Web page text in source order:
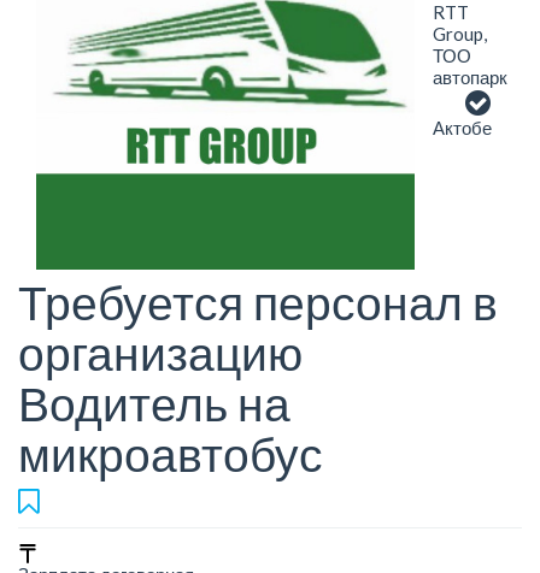
RTT
Group,
ТОО
автопарк
Актобе
Требуется персонал в
организацию
Водитель на
микроавтобус